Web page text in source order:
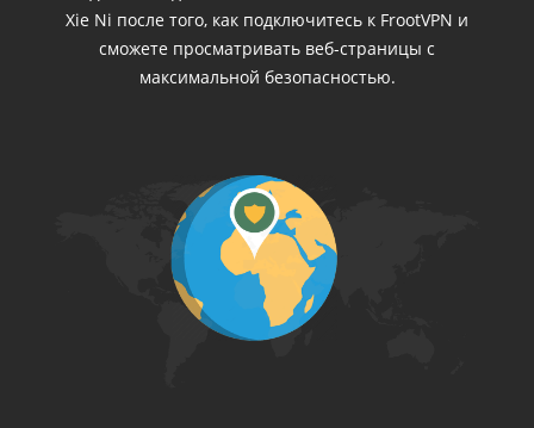
Xie Ni после того, как подключитесь к FrootVPN и
сможете просматривать веб-страницы с
максимальной безопасностью.